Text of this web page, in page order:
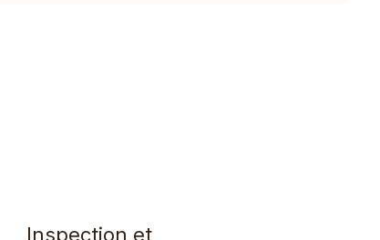
Inspection et